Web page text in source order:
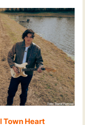
Town Heart